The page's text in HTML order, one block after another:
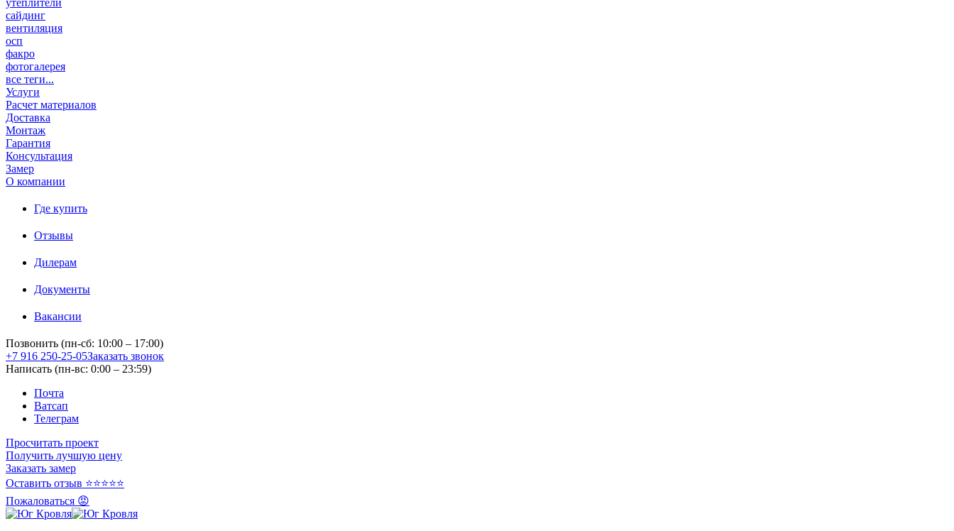
утеплители
сайдинг
вентиляция
осп
факро
фотогалерея
все теги...
Услуги
Расчет материалов
Доставка
Монтаж
Гарантия
Консультация
Замер
О компании
Где купить
Отзывы
Дилерам
Документы
Вакансии
Позвонить (пн-сб: 10:00 – 17:00)
+7 916 250-25-05Заказать звонок
Написать (пн-вс: 0:00 – 23:59)
Почта
Ватсап
Телеграм
Просчитать проект
Получить лучшую цену
Заказать замер
Оставить отзыв ⭐⭐⭐⭐⭐
Пожаловаться 😡